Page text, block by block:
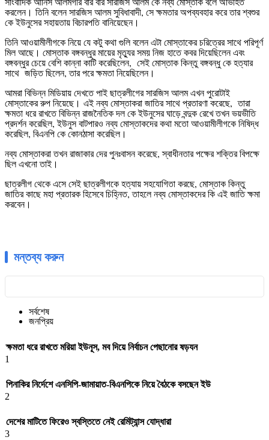
করলেন। তিনি বলেন সারজিস আলম সুবিধাবাদী, সে ক্ষমতার অপব্যবহার করে তার শ্বশুর
কে ইউনুসের সহায়তায় বিচারপতি বানিয়েছেন।
তিনি আওয়ামীলীগকে নিয়ে যে কটু কথা গুলি বলেন এটা মোস্তাকের চরিত্রের সাথে পরিপূর্ণ
মিল আছে। মোস্তাক বঙ্গবন্ধুর মায়ের মৃত্যুর সময় নিজ হাতে কবর দিয়েছিলেন এবং
বঙ্গবন্ধুর চেয়ে বেশি কান্না কাটি করেছিলেন, সেই মোস্তাক কিন্তু বঙ্গবন্ধু কে হত্যার
সাথে জড়িত ছিলেন, তার পরে ক্ষমতা নিয়েছিলেন।
আমরা বিভিন্ন মিডিয়ায় দেখতে পাই ছাত্রলীগের সারজিস আলম এখন পুরোটাই
মোস্তাকের রুপ নিয়েছে। এই নব্য মোস্তাকরা জাতির সাথে প্রতারণা করেছে, তারা
ক্ষমতা ধরে রাখতে বিভিন্ন রাজনৈতিক দল কে ইউনুসের ঘাড়ে বন্দুক রেখে তখন ভয়ভীতি
প্রদর্শন করেছিল, ইউনুস বাটপারও নব্য মোস্তাকদের কথা মতো আওয়ামীলীগকে নিষিদ্ধ
করেছিল, বিএনপি কে কোনঠাসা করেছিল।
নব্য মোস্তাকরা তখন রাজাকার দের পুনঃবাসন করেছে, স্বাধীনতার পক্ষের শক্তির বিপক্ষে
ছিল এখনো তাই।
ছাত্রলীগ থেকে এসে সেই ছাত্রলীগকে হত্যায় সহযোগিতা করছে, মোস্তাক কিন্তু
জাতির কাছে মহা প্রতারক হিসেবে চিহ্নিত, তাহলে নব্য মোস্তাকদের কি এই জাতি ক্ষমা
করবেন।
মন্তব্য করুন
সর্বশেষ
জনপ্রিয়
ক্ষমতা ধরে রাখতে মরিয়া ইউনূস, মব দিয়ে নির্বাচন পেছানোর ষড়যন
1
পিনাকির নির্দেশে এনসিপি-জামায়াত-বিএনপিকে নিয়ে বৈঠকে বসছেন ইউ
2
দেশের মাটিতে ফিরেও স্বস্তিতে নেই রেমিট্যান্স যোদ্ধারা
3